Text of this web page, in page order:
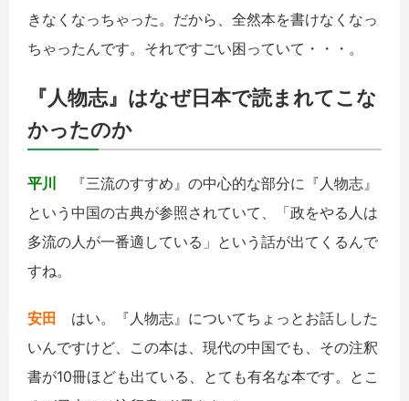
きなくなっちゃった。だから、全然本を書けなくなっ
ちゃったんです。それですごい困っていて・・・。
『人物志』はなぜ日本で読まれてこな
かったのか
平川
『三流のすすめ』の中心的な部分に『人物志』
という中国の古典が参照されていて、「政をやる人は
多流の人が一番適している」という話が出てくるんで
すね。
安田
はい。『人物志』についてちょっとお話しした
いんですけど、この本は、現代の中国でも、その注釈
書が10冊ほども出ている、とても有名な本です。とこ